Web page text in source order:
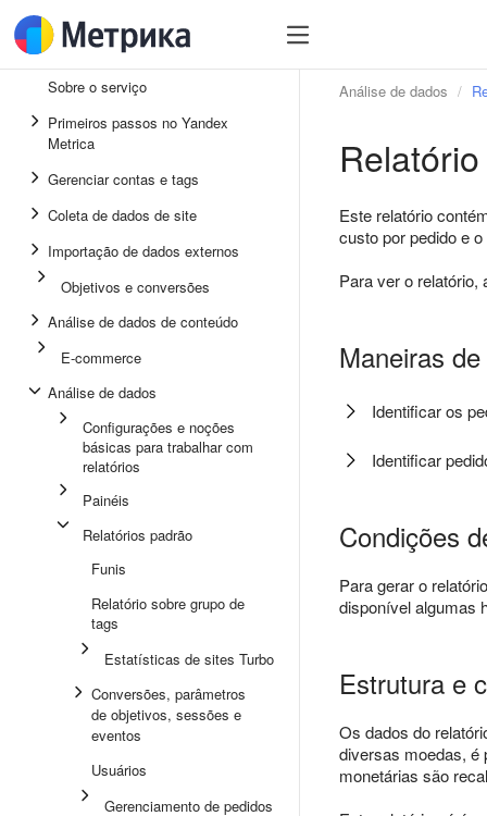
Sobre o serviço
Primeiros passos no Yandex
Metrica
Gerenciar contas e tags
Coleta de dados de site
Importação de dados externos
Objetivos e conversões
Análise de dados de conteúdo
E-commerce
Análise de dados
Configurações e noções
básicas para trabalhar com
relatórios
Painéis
Relatórios padrão
Funis
Relatório sobre grupo de
tags
Estatísticas de sites Turbo
Conversões, parâmetros
de objetivos, sessões e
eventos
Usuários
Gerenciamento de pedidos
Análise de dados
Este relatório
custo por pedido e
Para ver o
Maneiras
Identificar os
Identificar
Condições
Para gerar o
disponível algumas
Estrutura e
Os dados do
diversas moedas,
monetárias são